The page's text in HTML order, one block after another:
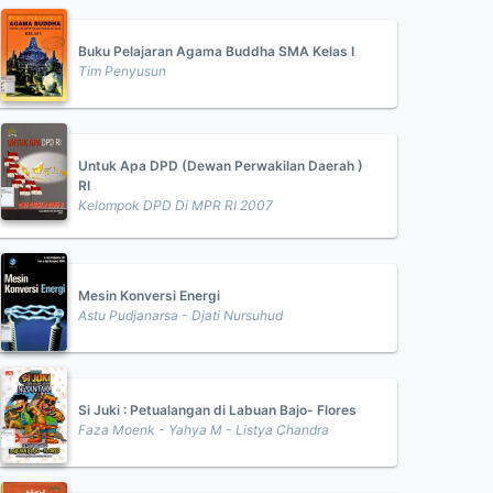
Buku Pelajaran Agama Buddha SMA Kelas I
Tim Penyusun
Untuk Apa DPD (Dewan Perwakilan Daerah )
RI
Kelompok DPD Di MPR RI 2007
Mesin Konversi Energi
Astu Pudjanarsa - Djati Nursuhud
Si Juki : Petualangan di Labuan Bajo- Flores
Faza Moenk - Yahya M - Listya Chandra